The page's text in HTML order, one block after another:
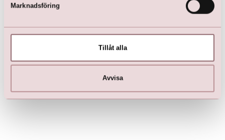
Marknadsföring
Tillåt alla
Avvisa
spets